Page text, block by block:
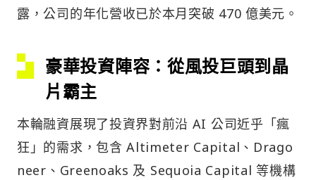
露，公司的年化營收已於本月突破 470 億美元。
豪華投資陣容：從風投巨頭到晶
片霸主
本輪融資展現了投資界對前沿 AI 公司近乎「瘋
狂」的需求，包含 Altimeter Capital、Drago
neer、Greenoaks 及 Sequoia Capital 等機構